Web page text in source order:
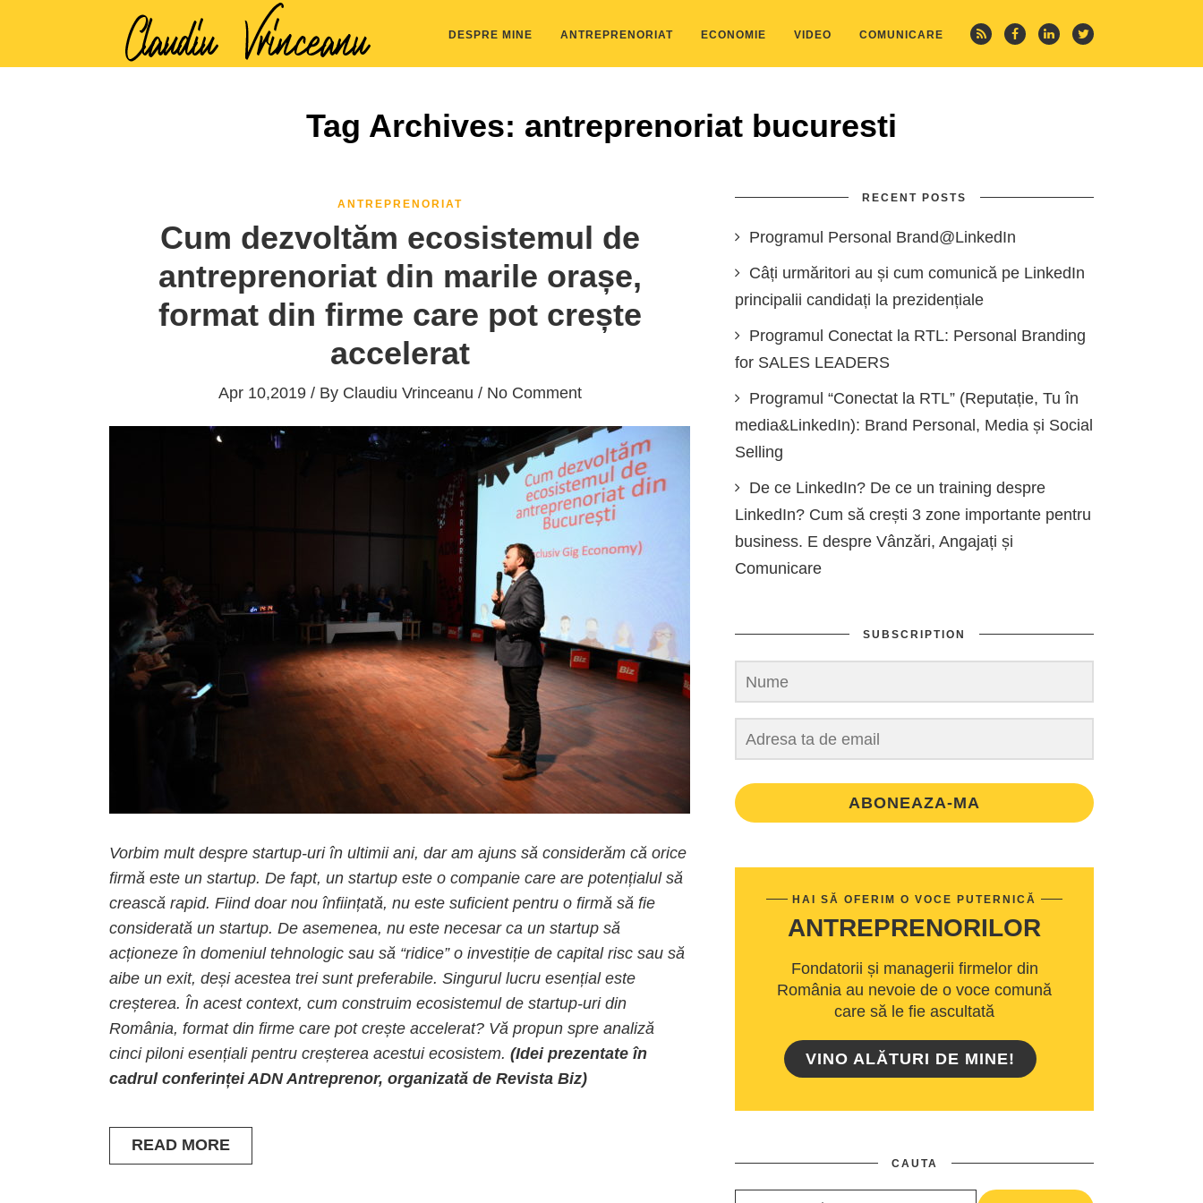
DESPRE MINE ANTREPRENORIAT ECONOMIE VIDEO COMUNICARE
Tag Archives: antreprenoriat bucuresti
ANTREPRENORIAT
Cum dezvoltăm ecosistemul de
antreprenoriat din marile orașe,
format din firme care pot crește
accelerat
Apr 10,2019 / By Claudiu Vrinceanu / No Comment
Vorbim mult despre startup-uri în ultimii ani, dar am ajuns să considerăm că orice
firmă este un startup. De fapt, un startup este o companie care are potențialul să
crească rapid. Fiind doar nou înființată, nu este suficient pentru o firmă să fie
considerată un startup. De asemenea, nu este necesar ca un startup să
acționeze în domeniul tehnologic sau să “ridice” o investiție de capital risc sau să
aibe un exit, deși acestea trei sunt preferabile. Singurul lucru esențial este
creșterea. În acest context, cum construim ecosistemul de startup-uri din
România, format din firme care pot crește accelerat? Vă propun spre analiză
cinci piloni esențiali pentru creșterea acestui ecosistem. (Idei prezentate în
cadrul conferinței ADN Antreprenor, organizată de Revista Biz)
READ MORE
RECENT POSTS
Programul Personal Brand@LinkedIn
Câți urmăritori au și cum comunică pe LinkedIn
principalii candidați la prezidențiale
Programul Conectat la RTL: Personal Branding
for SALES LEADERS
Programul “Conectat la RTL” (Reputație, Tu în
media&LinkedIn): Brand Personal, Media și Social
Selling
De ce LinkedIn? De ce un training despre
LinkedIn? Cum să crești 3 zone importante pentru
business. E despre Vânzări, Angajați și
Comunicare
SUBSCRIPTION
ABONEAZA-MA
HAI SĂ OFERIM O VOCE PUTERNICĂ
ANTREPRENORILOR
Fondatorii și managerii firmelor din
România au nevoie de o voce comună
care să le fie ascultată
VINO ALĂTURI DE MINE!
CAUTA